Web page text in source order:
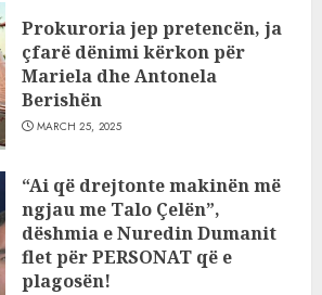
Prokuroria jep pretencën, ja
çfarë dënimi kërkon për
Mariela dhe Antonela
Berishën
MARCH 25, 2025
“Ai që drejtonte makinën më
ngjau me Talo Çelën”,
dëshmia e Nuredin Dumanit
flet për PERSONAT që e
plagosën!